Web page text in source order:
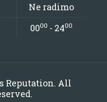
Ne radimo
0000 - 2400
Reputation. All